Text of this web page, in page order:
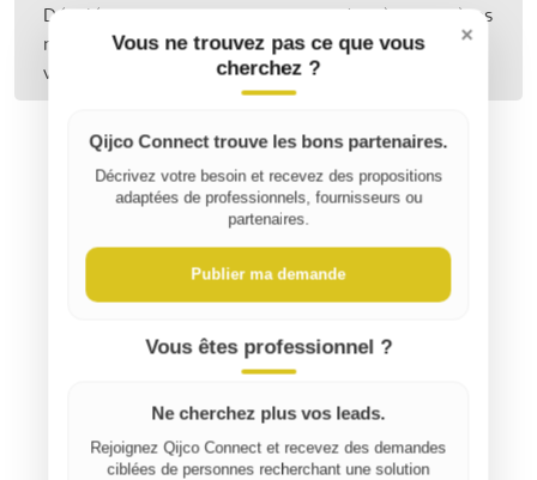
Désolé, aucune annonce correspondant à vos critères
n'a été trouvée. Peut-être pourriez-vous étendre
votre recherche ?
×
Vous ne trouvez pas ce que vous
cherchez ?
Qijco Connect trouve les bons partenaires.
Décrivez votre besoin et recevez des propositions
adaptées de professionnels, fournisseurs ou
partenaires.
Publier ma demande
Vous êtes professionnel ?
Ne cherchez plus vos leads.
Rejoignez Qijco Connect et recevez des demandes
ciblées de personnes recherchant une solution